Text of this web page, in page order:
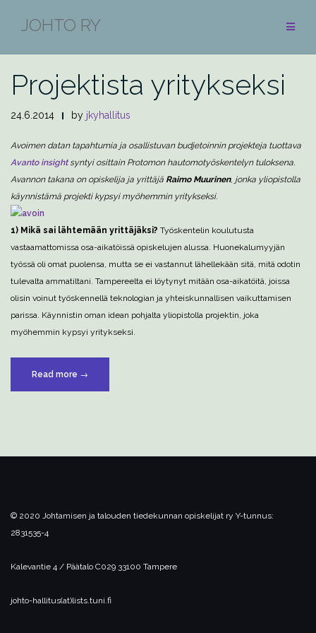
JOHTO RY
Projektista yritykseksi
24.6.2014 by jkyhallitus
Avoimen datan tapahtumia ja osallistuvan budjetoinnin projekteja tuottava
Avanto insightsyntyi osittain Protomon hautomotyöskentelyn tuloksena.
Avannon takana on opiskelija ja yrittäjä Raimo Muurinen, jonka yliopistolla
käynnistämä projekti kypsyi myöhemmin yritykseksi.
1) Mikä sai lähtemään yrittäjäksi? Työskentelin koulutusta
vastaamattomissa osa-aikatöissä opiskelujen alussa. Huonekalumyyjän
työssä oli omat puolensa, mutta se ei vastannut lähellekään sitä, mitä odotin
tulevalta ammatiltani. Tampereelta ei löytynyt mitään osa-aikatöitä, joissa
olisin voinut työskennellä teknologian ja yhteiskunnallisen vaikuttamisen
parissa. Käynnistin oman idean pohjalta yliopistolla projektin, joka
myöhemmin kypsyi yritykseksi.
Read more ”Projektista
yritykseksi”
→
© 2020 Johtamisen ja talouden tiedekunnan opiskelijat ry Y-tunnus:
2831535-4
Kalevantie 4 / Päätalo C029 33100 Tampere
johto-hallitus(at)lists.tuni.fi